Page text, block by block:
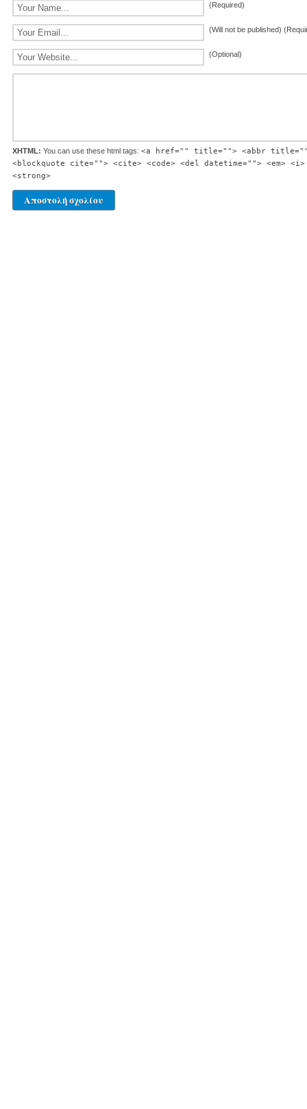
(Required)
(Will not be published)
(Optional)
XHTML: You can use these html tags: <a href="" title=""> <abbr
<blockquote cite=""> <cite> <code> <del datetime=""> <em>
<strong>